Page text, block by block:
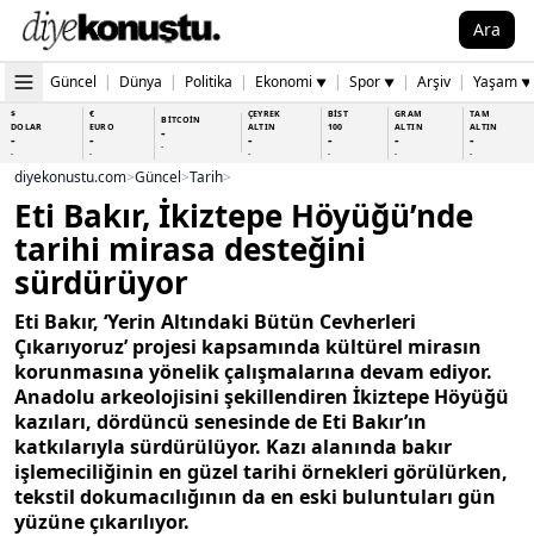
Ara
Güncel | Dünya | Politika | Ekonomi ▼ | Spor ▼ | Arşiv | Yaşam ▼
$
DOLAR
-
-
€
EURO
-
-
BİTCOİN
-
-
ÇEYREK
ALTIN
-
-
BİST
100
-
-
GRAM
ALTIN
-
-
TAM
ALTIN
-
-
diyekonustu.com>Güncel>Tarih>
Eti Bakır, İkiztepe Höyüğü’nde
tarihi mirasa desteğini
sürdürüyor
Eti Bakır, ‘Yerin Altındaki Bütün Cevherleri
Çıkarıyoruz’ projesi kapsamında kültürel mirasın
korunmasına yönelik çalışmalarına devam ediyor.
Anadolu arkeolojisini şekillendiren İkiztepe Höyüğü
kazıları, dördüncü senesinde de Eti Bakır’ın
katkılarıyla sürdürülüyor. Kazı alanında bakır
işlemeciliğinin en güzel tarihi örnekleri görülürken,
tekstil dokumacılığının da en eski buluntuları gün
yüzüne çıkarılıyor.